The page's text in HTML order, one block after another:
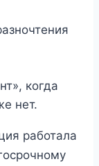
когда
нет.
работала